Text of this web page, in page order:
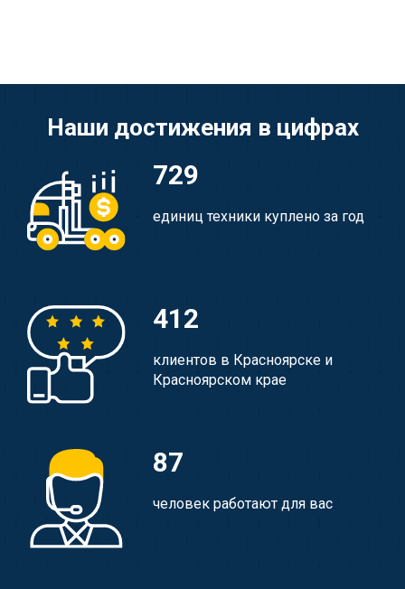
Наши достижения в цифрах
729
единиц техники куплено за год
412
клиентов в Красноярске и
Красноярском крае
87
человек работают для вас